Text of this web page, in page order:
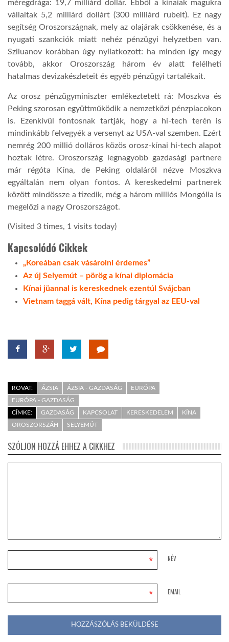
GLOBOBOOK
méregdrága: 19,7 milliárd dollár. Ebből a kínaiak magukra
vállaltak 5,2 milliárd dollárt (300 milliárd rubelt). Ez nagy
segítség Oroszországnak, mely az olajárak csökkenése, és a
nyugati szankciók miatt nehéz pénzügyi helyzetben van.
Sziluanov korábban úgy nyilatkozott: ha minden így megy
tovább, akkor Oroszország három év alatt felélheti
hatalmas devizakészleteit és egyéb pénzügyi tartalékait.
Az orosz pénzügyminiszter emlékeztetett rá: Moszkva és
Peking szorosan együttműködik a nemzetközi pénzpiacokon
is. Ezenkívül fontosnak tartják, hogy a hi-tech terén is
mindinkább felvegyék a versenyt az USA-val szemben. Ezért
nemrég 200 millió dolláros közös orosz-kínai hi-tech alapot
hoztak létre. Oroszország legnagyobb gazdasági partnere
már régóta Kína, de Peking oldaláról nézve Moszkva
egyáltalán nem olyan fontos. A kereskedelmi partnerek
között mindössze a tizedik, még a három milliós Mongólia is
megelőzi a nagy Oroszországot.
(Visited 3 times, 1 visits today)
Kapcsolódó Cikkek
„Koreában csak vásárolni érdemes”
Az új Selyemút – pörög a kínai diplomácia
Kínai jüannal is kereskednek ezentúl Svájcban
Vietnam taggá vált, Kína pedig tárgyal az EEU-val
ROVAT: ÁZSIA ÁZSIA - GAZDASÁG
EURÓPA
EURÓPA - GAZDASÁG
CÍMKE:
GAZDASÁG KAPCSOLAT KERESKEDELEM
KÍNA
OROSZORSZÁH
SELYEMÚT
SZÓLJON HOZZÁ EHHEZ A CIKKHEZ
NÉV
*
EMAIL
*